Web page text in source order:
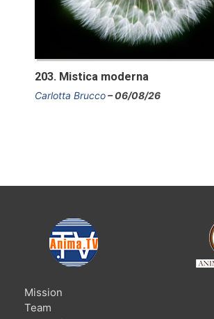
203. Mistica moderna
Carlotta Brucco 06/08/26
Mission
Team